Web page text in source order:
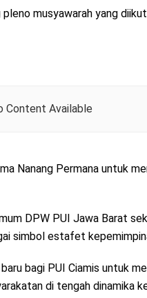
musyawarah yang
Content Available
Nanang Permana untuk
DPW PUI Jawa Barat
simbol estafet
bagi PUI Ciamis untuk
di tengah dinamika